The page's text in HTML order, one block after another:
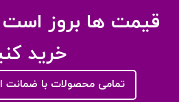
قیمت ها بروز است
خرید
تمامی محصولات با ضمانت